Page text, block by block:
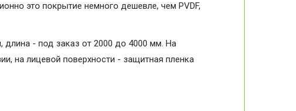
это покрытие немного дешевле, чем PVDF,
длина - под заказ от 2000 до 4000 мм. На
на лицевой поверхности - защитная пленка